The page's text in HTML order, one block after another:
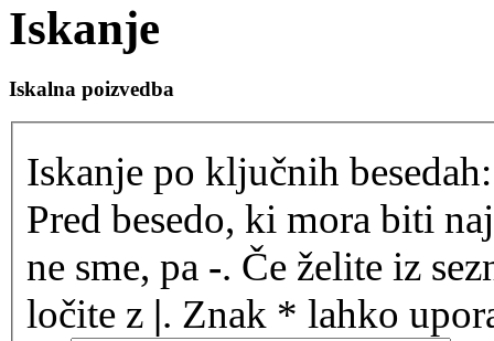
Iskanje
Iskalna poizvedba
Iskanje po ključnih besedah:
Pred besedo, ki mora biti
ne sme, pa -. Če želite iz
ločite z |. Znak * lahko